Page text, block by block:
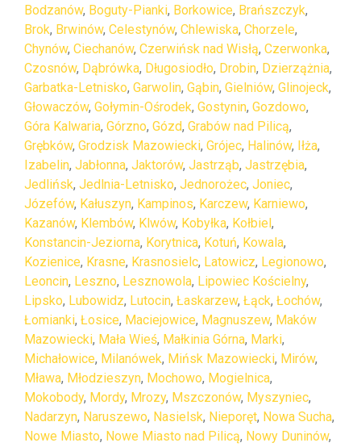
Bodzanów, Boguty-Pianki, Borkowice, Brańszczyk,
Brok, Brwinów, Celestynów, Chlewiska, Chorzele,
Chynów, Ciechanów, Czerwińsk nad Wisłą, Czerwonka,
Czosnów, Dąbrówka, Długosiodło, Drobin, Dzierzążnia,
Garbatka-Letnisko, Garwolin, Gąbin, Gielniów, Glinojeck,
Głowaczów, Gołymin-Ośrodek, Gostynin, Gozdowo,
Góra Kalwaria, Górzno, Gózd, Grabów nad Pilicą,
Grębków, Grodzisk Mazowiecki, Grójec, Halinów, Iłża,
Izabelin, Jabłonna, Jaktorów, Jastrząb, Jastrzębia,
Jedlińsk, Jedlnia-Letnisko, Jednorożec, Joniec,
Józefów, Kałuszyn, Kampinos, Karczew, Karniewo,
Kazanów, Klembów, Klwów, Kobyłka, Kołbiel,
Konstancin-Jeziorna, Korytnica, Kotuń, Kowala,
Kozienice, Krasne, Krasnosielc, Latowicz, Legionowo,
Leoncin, Leszno, Lesznowola, Lipowiec Kościelny,
Lipsko, Lubowidz, Lutocin, Łaskarzew, Łąck, Łochów,
Łomianki, Łosice, Maciejowice, Magnuszew, Maków
Mazowiecki, Mała Wieś, Małkinia Górna, Marki,
Michałowice, Milanówek, Mińsk Mazowiecki, Mirów,
Mława, Młodzieszyn, Mochowo, Mogielnica,
Mokobody, Mordy, Mrozy, Mszczonów, Myszyniec,
Nadarzyn, Naruszewo, Nasielsk, Nieporęt, Nowa Sucha,
Nowe Miasto, Nowe Miasto nad Pilicą, Nowy Duninów,